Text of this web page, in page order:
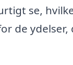
se,
de ydelser,